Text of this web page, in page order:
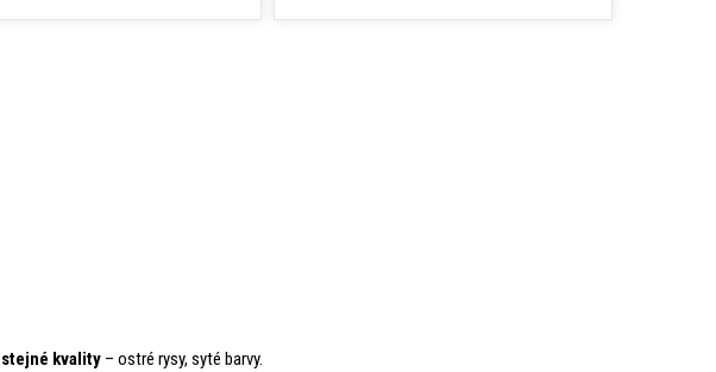
stejné kvality – ostré rysy, syté barvy.